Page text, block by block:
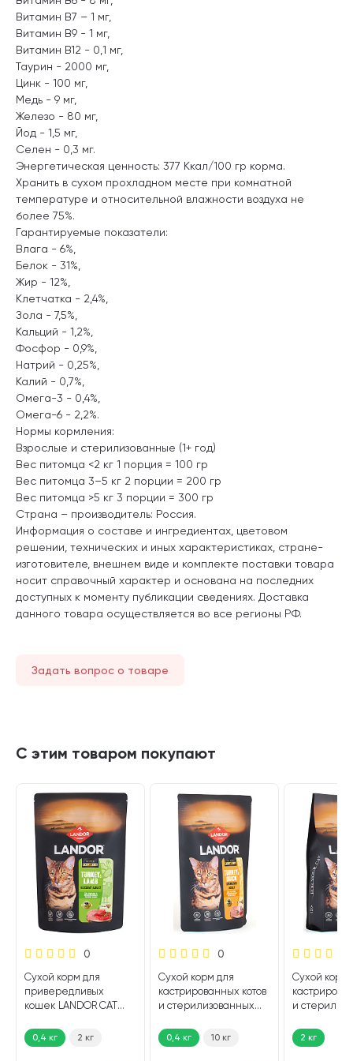
Витамин В7 – 1 мг,
Витамин В9 - 1 мг,
Витамин В12 - 0,1 мг,
Таурин - 2000 мг,
Цинк - 100 мг,
Медь - 9 мг,
Железо - 80 мг,
Йод - 1,5 мг,
Селен - 0,3 мг.
Энергетическая ценность: 377 Ккал/100 гр корма.
Хранить в сухом прохладном месте при комнатной
температуре и относительной влажности воздуха не
более 75%.
Гарантируемые показатели:
Влага - 6%,
Белок - 31%,
Жир - 12%,
Клетчатка - 2,4%,
Зола - 7,5%,
Кальций - 1,2%,
Фосфор - 0,9%,
Натрий - 0,25%,
Калий - 0,7%,
Омега-3 - 0,4%,
Омега-6 - 2,2%.
Нормы кормления:
Взрослые и стерилизованные (1+ год)
Вес питомца <2 кг 1 порция = 100 гр
Вес питомца 3–5 кг 2 порции = 200 гр
Вес питомца >5 кг 3 порции = 300 гр
Страна – производитель: Россия.
Информация о составе и ингредиентах, цветовом
решении, технических и иных характеристиках, стране-
изготовителе, внешнем виде и комплекте поставки товара
носит справочный характер и основана на последних
доступных к моменту публикации сведениях. Доставка
данного товара осуществляется во все регионы РФ.
Задать вопрос о товаре
С этим товаром покупают
0
Сухой корм для
привередливых
кошек LANDOR CAT
индейка, ягненок (0,4
кг)
0,4 кг 2 кг
0
Сухой корм для
кастрированных котов
и стерилизованных
ADULT STERILIZED
индейка, утка (0,4 кг)
0,4 кг 10 кг
Сухой корм
и
STERILIZED
утка (2 кг)
2 кг